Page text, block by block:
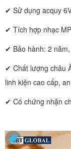
✔ Sử dụng acquy
✔ Tích hợp nhạc
✔ Bảo hành: 2
✔ Chất lượng châu
linh kiện cao cấp,
✔ Có chứng nhận